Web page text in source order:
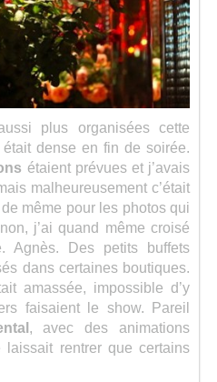
plus organisées cette
dense en fin de soirée.
étaient prévues et j’avais
malheureusement c’était
même pour les photos qui
j’ai quand même croisé
Agnès. Des petits buffets
dans certaines boutiques.
amassée, impossible d’y
faisaient le show. Pareil
, avec des animations
rentrer que certains